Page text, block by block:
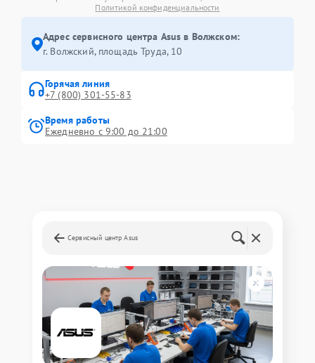
Политикой конфиденциальности
Адрес сервисного центра Asus в Волжском:
г. Волжский, площадь Труда, 10
Горячая линия
+7 (800) 301-55-83
Время работы
Ежедневно с 9:00 до 21:00
Сервисный центр Asus